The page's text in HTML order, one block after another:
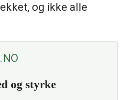
og ikke alle
og styrke